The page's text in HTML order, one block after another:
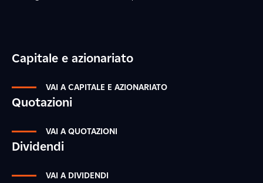
Capitale e azionariato
VAI A CAPITALE E AZIONARIATO
Quotazioni
VAI A QUOTAZIONI
Dividendi
VAI A DIVIDENDI